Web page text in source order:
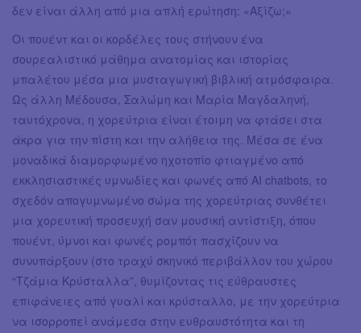
δεν είναι άλλη από μια απλή ερώτηση: «Αξίζω;»
Οι πουέντ και οι κορδέλες τους στήνουν ένα
σουρεαλιστικό μάθημα ανατομίας και ιστορίας
μπαλέτου μέσα μια μυσταγωγική βιβλική ατμόσφαιρα.
Ως άλλη Μέδουσα, Σαλώμη και Μαρία Μαγδαληνή,
ταυτόχρονα, η χορεύτρια είναι έτοιμη να φτάσει στα
άκρα για την πίστη και την αλήθεια της. Μέσα σε ένα
μοναδικά διαμορφωμένο ηχοτοπίο φτιαγμένο από
εκκλησιαστικές υμνωδίες και φωνές από AI chatbots, το
σχεδόν απογυμνωμένο σώμα της χορεύτριας συνθέτει
μια χορευτική προσευχή σαν μουσική αντίστιξη, όπου
πουέντ, ύμνοι και φωνές ρομπότ πασχίζουν να
συνυπάρξουν (στο τραχύ σκηνικό περιβάλλον του χώρου
“Τζάμια Κρύσταλλα”, θυμίζοντας τις εύθραυστες
επιφάνειες από γυαλί και κρύσταλλο, με την χορεύτρια
να ισορροπεί ανάμεσα στην ευθραυστότητα και τη